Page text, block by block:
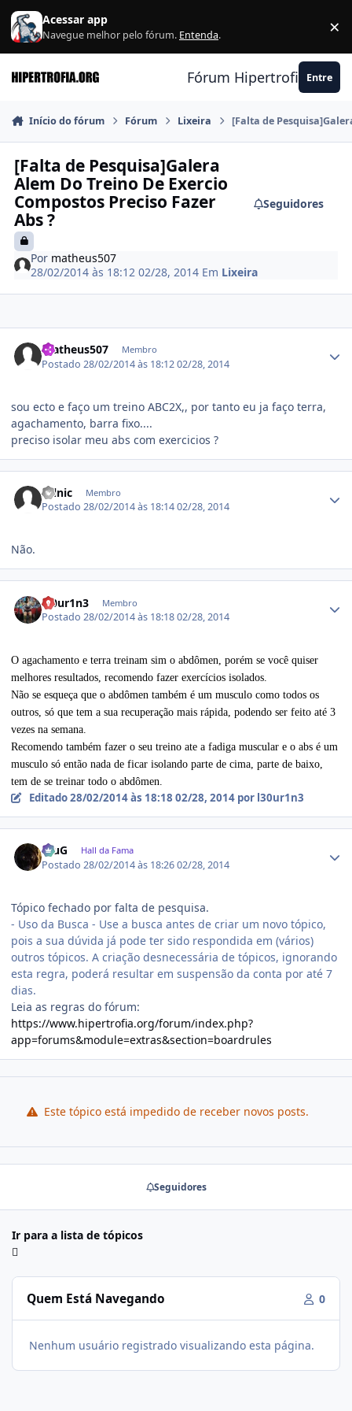
Ir para conteúdo
Acessar app
Navegue melhor pelo fórum. Entenda. ×
Fórum Hipertrofia.org
Entre
Início do fórum Fórum Lixeira [Falta de
[Falta de Pesquisa]Galera
Alem Do Treino De Exercio
Compostos Preciso Fazer
Abs ?
Seguidores
Por matheus507
28/02/2014 às 18:1202/28, 2014 Em Lixeira
matheus507 Membro
Postado28/02/2014 às 18:1202/28, 2014
sou ecto e faço um treino ABC2X,, por tanto eu ja faço terra,
agachamento, barra fixo....
preciso isolar meu abs com exercicios ?
salnic Membro
Postado28/02/2014 às 18:1402/28, 2014
Não.
l30ur1n3 Membro
Postado28/02/2014 às 18:1802/28, 2014
O agachamento e terra treinam sim o abdômen, porém se você quiser
melhores resultados, recomendo fazer exercícios isolados.
Não se esqueça que o abdômen também é um musculo como todos os
outros, só que tem a sua recuperação mais rápida, podendo ser feito até 3
vezes na semana.
Recomendo também fazer o seu treino ate a fadiga muscular e o abs é um
musculo só então nada de ficar isolando parte de cima, parte de baixo,
tem de se treinar todo o abdômen.
Editado28/02/2014 às 18:18 02/28, 2014 por l30ur1n3
TsuG Hall da Fama
Postado28/02/2014 às 18:2602/28, 2014
Tópico fechado por falta de pesquisa.
- Uso da Busca - Use a busca antes de criar um novo tópico,
pois a sua dúvida já pode ter sido respondida em (vários)
outros tópicos. A criação desnecessária de tópicos, ignorando
esta regra, poderá resultar em suspensão da conta por até 7
dias.
Leia as regras do fórum:
https://www.hipertrofia.org/forum/index.php?
app=forums&module=extras&section=boardrules
Este tópico está impedido de receber novos posts.
Seguidores
Ir para a lista de tópicos
Quem Está Navegando 0
Nenhum usuário registrado visualizando esta página.